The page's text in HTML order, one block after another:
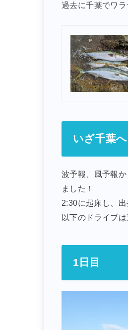
過去に千葉でワ
いざ千葉へ
波予報、風予報
ました！
2:30に起床し、出
以下のドライブ
1日目